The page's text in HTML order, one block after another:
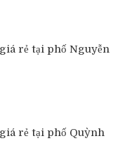
rẻ tại phố Nguyễn
rẻ tại phố Quỳnh